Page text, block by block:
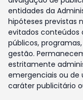
entidades da
hipóteses previstas
evitados conteúdos
públicos,
gestão.
estritamente
emergenciais ou de
caráter publicitário